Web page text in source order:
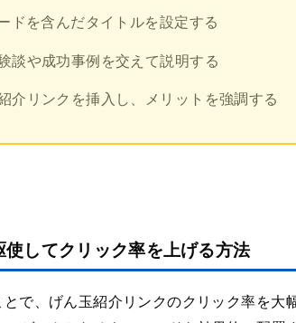
ドを含んだタイトルを設定する
談や成功事例を交えて説明する
介リンクを挿入し、メリットを強調する
使してクリック率を上げる方法
とで、げん玉紹介リンクのクリック率を大